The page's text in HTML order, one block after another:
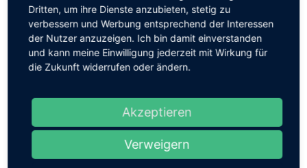
Libelle auf Blütenstiel
29 Aug, 2011 6552
Die Brandung in Vitt
23 Sep, 2019 6328
Dritten, um ihre Dienste anzubieten, stetig zu
verbessern und Werbung entsprechend der Interessen
der Nutzer anzuzeigen. Ich bin damit einverstanden
und kann meine Einwilligung jederzeit mit Wirkung für
die Zukunft widerrufen oder ändern.
Akzeptieren
Verweigern